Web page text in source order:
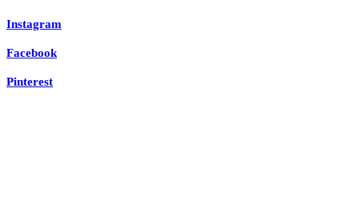
Instagram
Facebook
Pinterest